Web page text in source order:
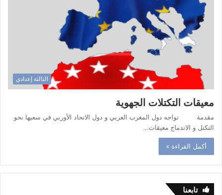
الثالثة إعدادي
معيقات التكتلات الجهوية
مقدمة تواجه دول المغرب العربي و دول الاتحاد الأوربي في سعيها نحو
التكتل و الاندماج معيقات…
أكمل القراءة »
تابعنا